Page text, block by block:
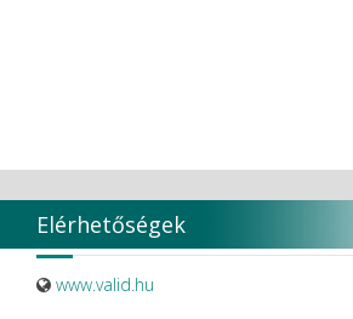
Elérhetőségek
www.valid.hu